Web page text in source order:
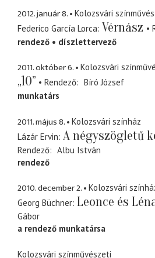
2012. január 8.
Kolozsvári
Federico García Lorca Vérnász
rendező
díszlettervező
2011. október 6. Kolozsvári
„10” Rendező
Bíró József
munkatárs
2011. május 8.
Kolozsvári színház
Lázár Ervin A négyszögletű
Rendező
Albu István
rendező
2010. december 2.
Kolozsvári
Georg Büchner Leonce és
Gábor
a rendező munkatársa
Kolozsvári színművészeti